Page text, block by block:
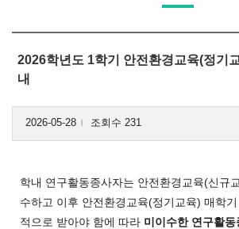
2026학년도 1학기 안전환경교육(정기
내
2026-05-28 l 조회수 231
학내 연구활동종사자는 안전환경교육(신규
수하고 이후 안전환경교육(정기교육) 매학
적으로 받아야 함에 따라 미이수한 연구활동